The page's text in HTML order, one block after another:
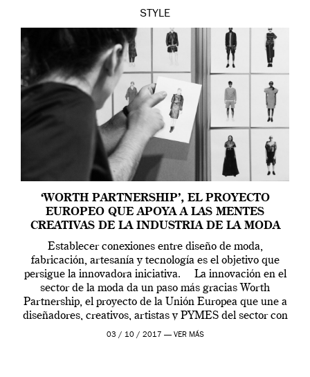
STYLE
‘WORTH PARTNERSHIP’, EL PROYECTO
EUROPEO QUE APOYA A LAS MENTES
CREATIVAS DE LA INDUSTRIA DE LA MODA
Establecer conexiones entre diseño de moda,
fabricación, artesanía y tecnología es el objetivo que
persigue la innovadora iniciativa. La innovación en el
sector de la moda da un paso más gracias Worth
Partnership, el proyecto de la Unión Europea que une a
diseñadores, creativos, artistas y PYMES del sector con
empresas especializadas en […]
03 / 10 / 2017 — VER MÁS